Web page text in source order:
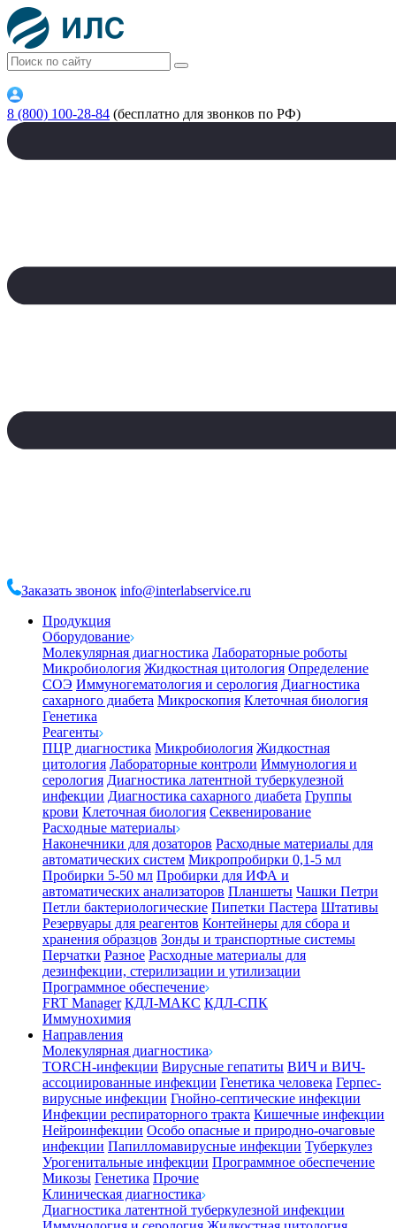
8 (800) 100-28-84 (бесплатно для звонков по РФ)
Заказать звонок info@interlabservice.ru
Продукция
Оборудование
Молекулярная диагностика Лабораторные роботы
Микробиология Жидкостная цитология Определение
СОЭ Иммуногематология и серология Диагностика
сахарного диабета Микроскопия Клеточная биология
Генетика
Реагенты
ПЦР диагностика Микробиология Жидкостная
цитология Лабораторные контроли Иммунология и
серология Диагностика латентной туберкулезной
инфекции Диагностика сахарного диабета Группы
крови Клеточная биология Секвенирование
Расходные материалы
Наконечники для дозаторов Расходные материалы для
автоматических систем Микропробирки 0,1-5 мл
Пробирки 5-50 мл Пробирки для ИФА и
автоматических анализаторов Планшеты Чашки Петри
Петли бактериологические Пипетки Пастера Штативы
Резервуары для реагентов Контейнеры для сбора и
хранения образцов Зонды и транспортные системы
Перчатки Разное Расходные материалы для
дезинфекции, стерилизации и утилизации
Программное обеспечение
FRT Manager КДЛ-МАКС КДЛ-СПК
Иммунохимия
Направления
Молекулярная диагностика
TORCH-инфекции Вирусные гепатиты ВИЧ и ВИЧ-
ассоциированные инфекции Генетика человека Герпес-
вирусные инфекции Гнойно-септические инфекции
Инфекции респираторного тракта Кишечные инфекции
Нейроинфекции Особо опасные и природно-очаговые
инфекции Папилломавирусные инфекции Туберкулез
Урогенитальные инфекции Программное обеспечение
Микозы Генетика Прочие
Клиническая диагностика
Диагностика латентной туберкулезной инфекции